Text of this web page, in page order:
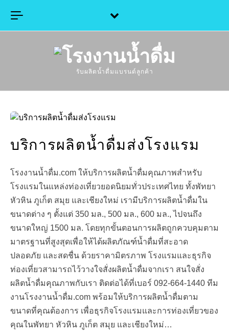
รับผลิตน้ำดื่มแบรนด์ลูกค้า
บริการผลิตน้ำดื่มส่งโรงแรม
โรงงานน้ำดื่ม.com ให้บริการผลิตน้ำดื่มคุณภาพสำหรับ
โรงแรมในแหล่งท่องเที่ยวยอดนิยมทั่วประเทศไทย ทั้งพัทยา
หัวหิน ภูเก็ต สมุย และเชียงใหม่ เรามีบริการผลิตน้ำดื่มใน
ขนาดต่าง ๆ ตั้งแต่ 350 มล., 500 มล., 600 มล., ไปจนถึง
ขนาดใหญ่ 1500 มล. โดยทุกขั้นตอนการผลิตถูกควบคุมตาม
มาตรฐานที่สูงสุดเพื่อให้ได้ผลิตภัณฑ์น้ำดื่มที่สะอาด
ปลอดภัย และสดชื่น ด้วยราคามิตรภาพ โรงแรมและธุรกิจ
ท่องเที่ยวสามารถไว้วางใจสั่งผลิตน้ำดื่มจากเรา สนใจสั่ง
ผลิตน้ำดื่มคุณภาพกับเรา ติดต่อได้ที่เบอร์ 092-664-1440 ทีม
งานโรงงานน้ำดื่ม.com พร้อมให้บริการผลิตน้ำดื่มตาม
ขนาดที่คุณต้องการ เพื่อธุรกิจโรงแรมและการท่องเที่ยวของ
คุณในพัทยา หัวหิน ภูเก็ต สมุย และเชียงใหม่…